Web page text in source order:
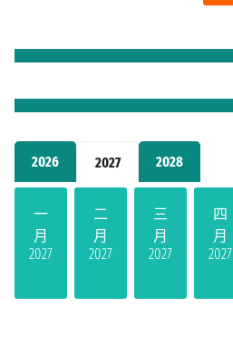
2026 2027 2028
一
月
2027
二
月
2027
三
月
2027
四
月
2027